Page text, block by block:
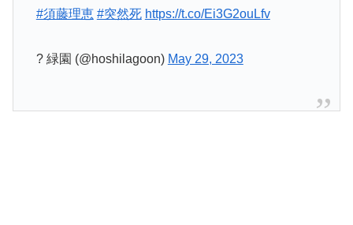
#須藤理恵 #突然死 https://t.co/Ei3G2ouLfv
? 緑園 (@hoshilagoon) May 29, 2023